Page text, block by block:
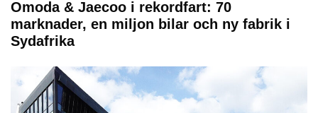
Omoda & Jaecoo i rekordfart: 70
marknader, en miljon bilar och ny fabrik i
Sydafrika